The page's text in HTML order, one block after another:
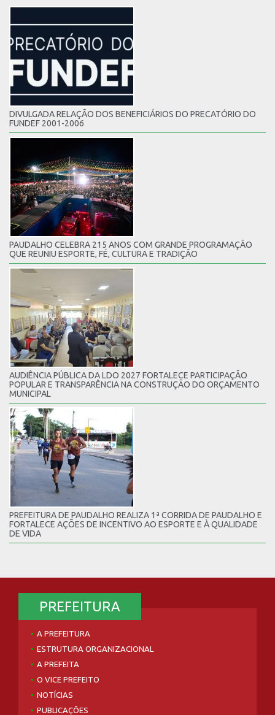
DIVULGADA RELAÇÃO DOS BENEFICIÁRIOS DO PRECATÓRIO DO
FUNDEF 2001-2006
PAUDALHO CELEBRA 215 ANOS COM GRANDE PROGRAMAÇÃO
QUE REUNIU ESPORTE, FÉ, CULTURA E TRADIÇÃO
AUDIÊNCIA PÚBLICA DA LDO 2027 FORTALECE PARTICIPAÇÃO
POPULAR E TRANSPARÊNCIA NA CONSTRUÇÃO DO ORÇAMENTO
MUNICIPAL
PREFEITURA DE PAUDALHO REALIZA 1ª CORRIDA DE PAUDALHO E
FORTALECE AÇÕES DE INCENTIVO AO ESPORTE E À QUALIDADE
DE VIDA
PREFEITURA
A PREFEITURA
ESTRUTURA ORGANIZACIONAL
A PREFEITA
O VICE PREFEITO
NOTÍCIAS
PUBLICAÇÕES